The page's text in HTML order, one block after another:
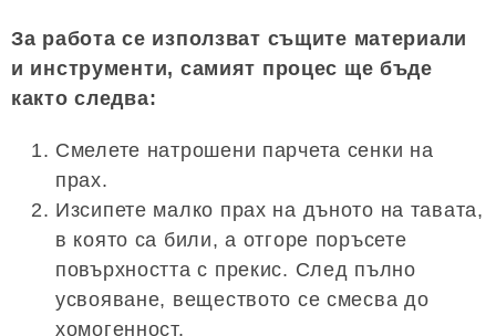
За работа се използват същите материали
и инструменти, самият процес ще бъде
както следва:
Смелете натрошени парчета сенки на
прах.
Изсипете малко прах на дъното на тавата,
в която са били, а отгоре поръсете
повърхността с прекис. След пълно
усвояване, веществото се смесва до
хомогенност.